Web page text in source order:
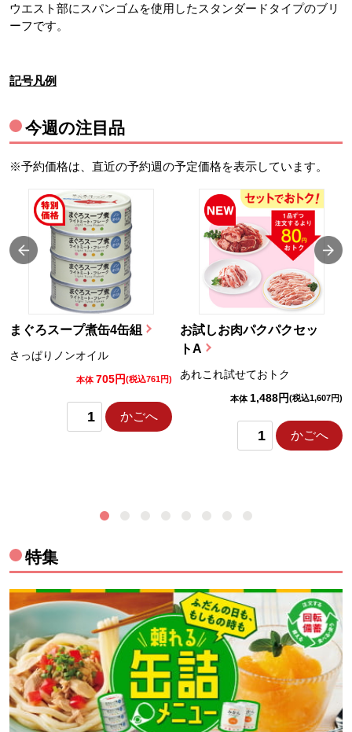
ウエスト部にスパンゴムを使用したスタンダードタイプのブリ
ーフです。
記号凡例
今週の注目品
※予約価格は、直近の予約週の予定価格を表示しています。
まぐろスープ煮缶4缶組
さっぱりノンオイル
本体 705円(税込761円)
かごへ
お試しお肉パクパクセッ
トA
あれこれ試せておトク
本体 1,488円(税込1,607円)
かごへ
特集